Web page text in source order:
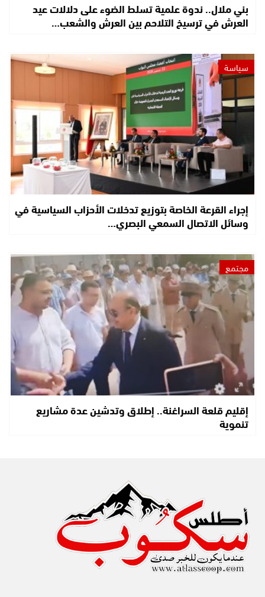
بني ملال.. ندوة علمية تسلط الضوء على دلالات عيد
العرش في ترسيخ التلاحم بين العرش والشعب…
سياسة
إجراء القرعة الخاصة بتوزيع تدخلات الأحزاب السياسية في
وسائل الاتصال السمعي البصري…
مجتمع
إقليم قلعة السراغنة.. إطلاق وتدشين عدة مشاريع
تنموية